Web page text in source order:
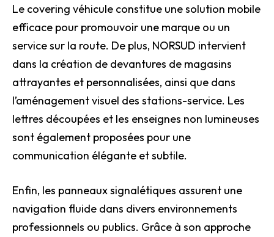
Le covering véhicule constitue une solution mobile
efficace pour promouvoir une marque ou un
service sur la route. De plus, NORSUD intervient
dans la création de devantures de magasins
attrayantes et personnalisées, ainsi que dans
l’aménagement visuel des stations-service. Les
lettres découpées et les enseignes non lumineuses
sont également proposées pour une
communication élégante et subtile.
Enfin, les panneaux signalétiques assurent une
navigation fluide dans divers environnements
professionnels ou publics. Grâce à son approche